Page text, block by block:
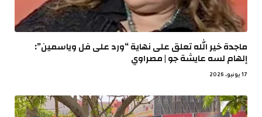
ماجدة خير الله تعلق على نهاية “ورد على فل وياسمين”:
إلهام لسه عايشة جو | مصراوي
17 يونيو، 2026